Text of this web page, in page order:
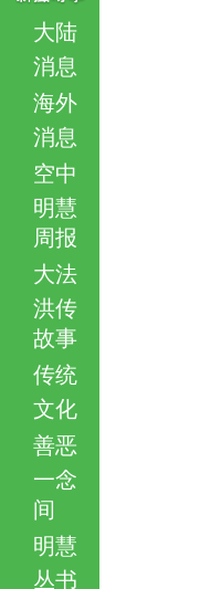
大陆
消息
海外
消息
空中
明慧
周报
大法
洪传
故事
传统
文化
善恶
一念
间
明慧
丛书